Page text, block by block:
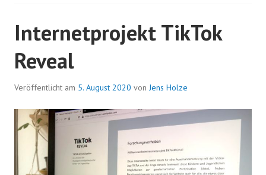
Internetprojekt TikTok
Reveal
Veröffentlicht am 5. August 2020 vonJens Holze